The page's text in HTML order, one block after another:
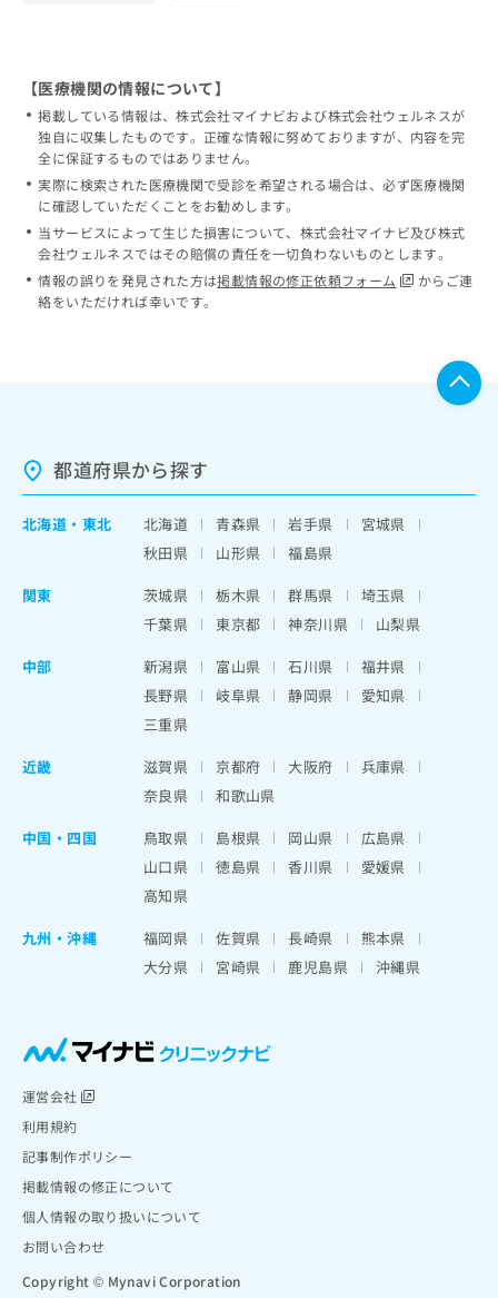
【医療機関の情報について】
掲載している情報は、株式会社マイナビおよび株式会社ウェルネスが
独自に収集したものです。正確な情報に努めておりますが、内容を完
全に保証するものではありません。
実際に検索された医療機関で受診を希望される場合は、必ず医療機関
に確認していただくことをお勧めします。
当サービスによって生じた損害について、株式会社マイナビ及び株式
会社ウェルネスではその賠償の責任を一切負わないものとします。
情報の誤りを発見された方は掲載情報の修正依頼フォーム
からご連
絡をいただければ幸いです。
都道府県から探す
北海道 ・ 東北 北海道 青森県 岩手県
宮城県
秋田県
山形県
福島県
関東
茨城県 栃木県 群馬県
埼玉県
千葉県
東京都 神奈川県
山梨県
中部
新潟県 富山県 石川県
福井県
長野県
岐阜県 静岡県
愛知県
三重県
近畿
滋賀県 京都府 大阪府
兵庫県
奈良県
和歌山県
中国・四国
鳥取県 島根県 岡山県
広島県
山口県
徳島県 香川県
愛媛県
高知県
九州・沖縄
福岡県 佐賀県 長崎県
熊本県
大分県
宮崎県 鹿児島県 沖縄県
運営会社
利用規約
記事制作ポリシー
掲載情報の修正について
個人情報の取り扱いについて
お問い合わせ
Copyright © Mynavi Corporation